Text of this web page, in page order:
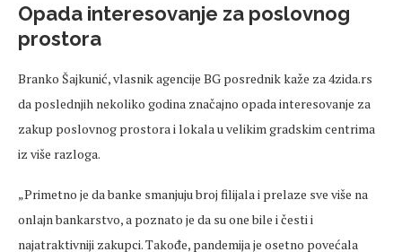
Opada interesovanje za poslovnog
prostora
Branko Šajkunić, vlasnik agencije BG posrednik kaže za 4zida.rs
da poslednjih nekoliko godina značajno opada interesovanje za
zakup poslovnog prostora i lokala u velikim gradskim centrima
iz više razloga.
„Primetno je da banke smanjuju broj filijala i prelaze sve više na
onlajn bankarstvo, a poznato je da su one bile i česti i
najatraktivniji zakupci. Takođe, pandemija je osetno povećala